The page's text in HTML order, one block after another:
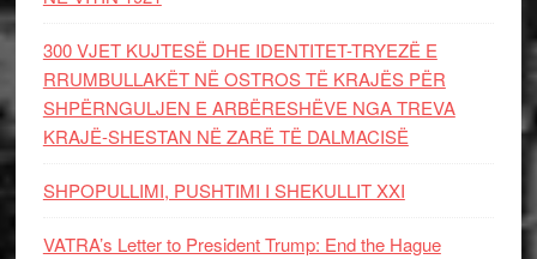
300 VJET KUJTESË DHE IDENTITET-TRYEZË E
RRUMBULLAKËT NË OSTROS TË KRAJËS PËR
SHPËRNGULJEN E ARBËRESHËVE NGA TREVA
KRAJË-SHESTAN NË ZARË TË DALMACISË
SHPOPULLIMI, PUSHTIMI I SHEKULLIT XXI
VATRA’s Letter to President Trump: End the Hague